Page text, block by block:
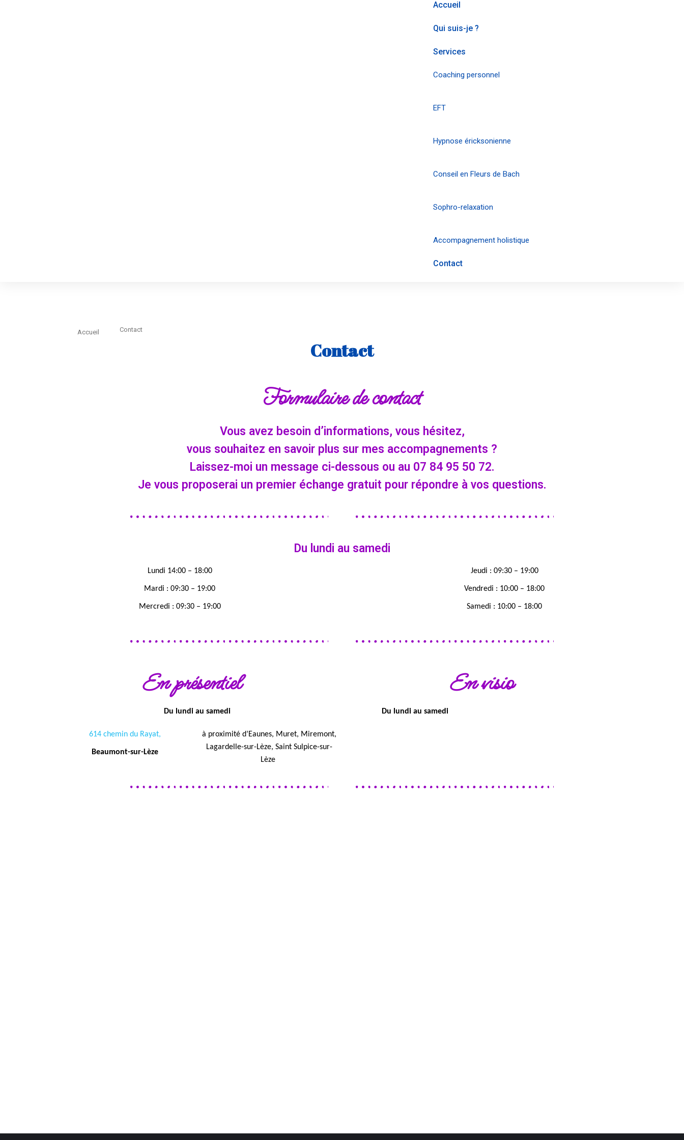
Accueil
Qui suis-je ?
Services
Coaching personnel
EFT
Hypnose éricksonienne
Conseil en Fleurs de Bach
Sophro-relaxation
Accompagnement holistique
Contact
Vous êtes ici :
Accueil Contact
Contact
Formulaire de contact
Vous avez besoin d’informations, vous hésitez,
vous souhaitez en savoir plus sur mes accompagnements ?
Laissez-moi un message ci-dessous ou au 07 84 95 50 72.
Je vous proposerai un premier échange gratuit pour répondre à vos questions.
Du lundi au samedi
Lundi 14:00 – 18:00
Mardi : 09:30 – 19:00
Mercredi : 09:30 – 19:00
Jeudi : 09:30 – 19:00
Vendredi : 10:00 – 18:00
Samedi : 10:00 – 18:00
En présentiel
Du lundi au samedi
614 chemin du Rayat,
Beaumont-sur-Lèze
à proximité d’Eaunes, Muret, Miremont,
Lagardelle-sur-Lèze, Saint Sulpice-sur-
Lèze
En visio
Du lundi au samedi